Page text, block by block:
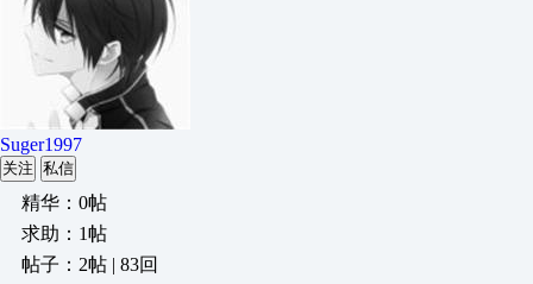
Suger1997
关注 私信
精华：0帖
求助：1帖
帖子：2帖 | 83回